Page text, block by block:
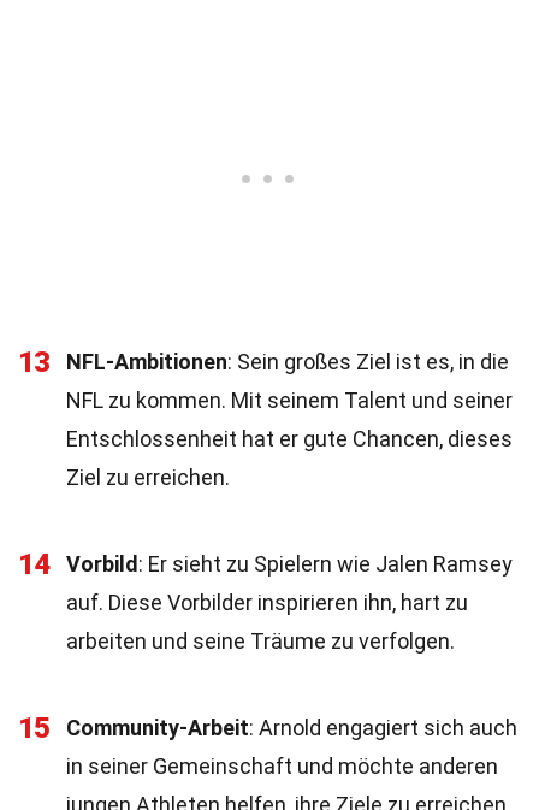
13 NFL-Ambitionen: Sein großes Ziel ist es, in die
NFL zu kommen. Mit seinem Talent und seiner
Entschlossenheit hat er gute Chancen, dieses
Ziel zu erreichen.
14 Vorbild : Er sieht zu Spielern wie Jalen Ramsey
auf. Diese Vorbilder inspirieren ihn, hart zu
arbeiten und seine Träume zu verfolgen.
15 Community-Arbeit: Arnold engagiert sich auch
in seiner Gemeinschaft und möchte anderen
jungen Athleten helfen, ihre Ziele zu erreichen.